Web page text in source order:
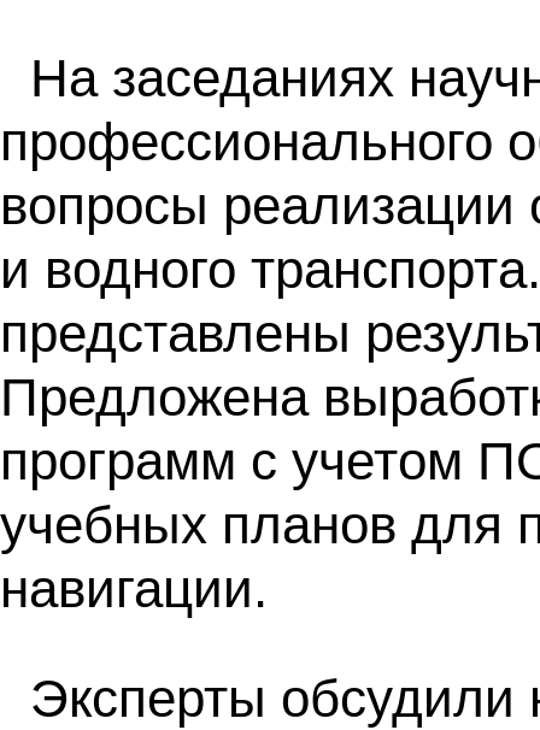
На заседаниях
профессионального
вопросы реализации
и водного
представлены
Предложена
программ с учетом
учебных планов для
навигации.
Эксперты обсудили